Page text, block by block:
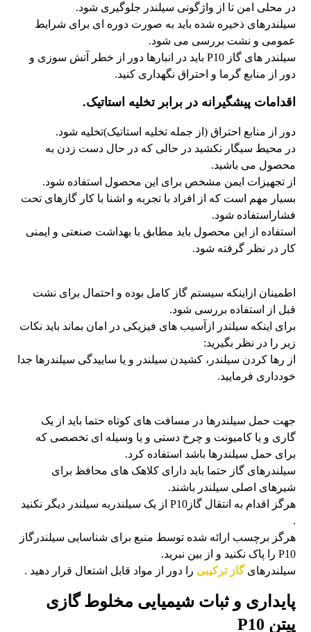
در محلی امن تا از واژگونی سیلندر جلوگیری شود.
سیلندرهای ذخیره شده باید به صورت دوره ای برای شرایط
عمومی و نشت بررسی می شود.
سیلندر های گاز P10 باید در انبارها دور از خطر آتش سوزی و
دور از منابع گرما و احتراق نگهداری کنید.
اقدامات پیشگیرانه در برابر تخلیه استاتیک.
دور از منابع احتراق (از جمله تخلیه استاتیک)تخلیه شود.
در محیط سیگار نکشید در حالی که در حال دست زدن به
محصول می باشید.
از تجهیزات ایمن مشخص برای این محصول استفاده شود.
بسیار مهم است که از افراد با تجربه و اشنا با کار گازهای تحت
فشاراستفاده شود.
استفاده از این محصول باید مطابق با بهداشت صنعتی و ایمنی
کار در نظر گرفته شود.
اطمینان ازاینکه سیستم گاز کامل بوده و احتمال برای نشت
قبل از استفاده بررسی شود.
برای اینکه سیلندر ازآسیب های فیزیکی در امان بماند باید نکات
زیر را در نظر بگیرید:
از رها کردن سیلندر، کشیدن سیلندر و یا ساییدگی سیلندرها جدا
خودداری فرمایید.
جهت حمل سیلندرها در مسافت های کوتاه حتما باید از یک
گاری و یا کامیونت و چرخ دستی و یا وسیله ای تخصصی که
برای حمل سیلندرها باشد استفاده کرد.
سیلندرهای گاز حتما باید دارای کلاهک های محافظ برای
شیرهای اصلی سیلندر باشند.
هرگز اقدام به انتقال گازP10 از یک سیلندربه سیلندر دیگر نکنید
.
هرگز برچسب ارائه شده توسط منبع برای شناسایی سیلندرگاز
P10 را پاک نکنید و از بین نبرید.
سیلندرهایگاز ترکیبی را دور از مواد قابل اشتعال قرار دهید .
پایداری و ثبات شیمیایی مخلوط گازی
پیتن P10